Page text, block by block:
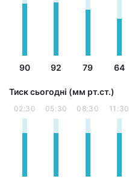
90 92 79 64
Тиск сьогодні (мм рт.ст.)
02:30 05:30 08:30 11:30